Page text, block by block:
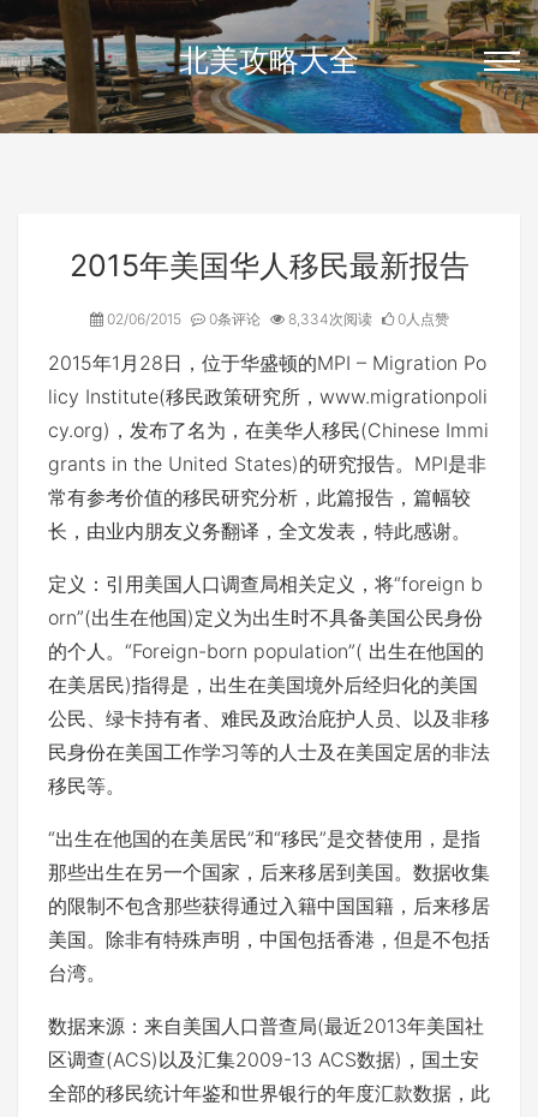
北美攻略大全
2015年美国华人移民最新报告
02/06/2015 0条评论 8,334次阅读 0人点赞
2015年1月28日，位于华盛顿的MPI – Migration Po
licy Institute(移民政策研究所，www.migrationpoli
cy.org)，发布了名为，在美华人移民(Chinese Immi
grants in the United States)的研究报告。MPI是非
常有参考价值的移民研究分析，此篇报告，篇幅较
长，由业内朋友义务翻译，全文发表，特此感谢。
定义：引用美国人口调查局相关定义，将“foreign b
orn”(出生在他国)定义为出生时不具备美国公民身份
的个人。“Foreign-born population”( 出生在他国的
在美居民)指得是，出生在美国境外后经归化的美国
公民、绿卡持有者、难民及政治庇护人员、以及非移
民身份在美国工作学习等的人士及在美国定居的非法
移民等。
“出生在他国的在美居民”和“移民”是交替使用，是指
那些出生在另一个国家，后来移居到美国。数据收集
的限制不包含那些获得通过入籍中国国籍，后来移居
美国。除非有特殊声明，中国包括香港，但是不包括
台湾。
数据来源：来自美国人口普查局(最近2013年美国社
区调查(ACS)以及汇集2009-13 ACS数据)，国土安
全部的移民统计年鉴和世界银行的年度汇款数据，此